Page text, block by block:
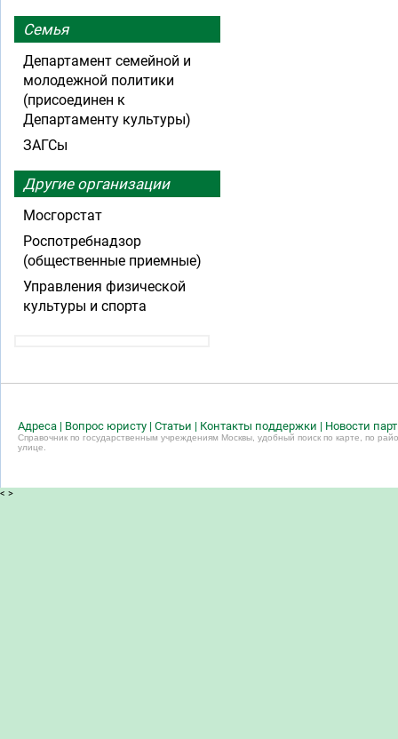
Семья
Департамент семейной и
молодежной политики
(присоединен к
Департаменту культуры)
ЗАГСы
Другие организации
Мосгорстат
Роспотребнадзор
(общественные приемные)
Управления физической
культуры и спорта
Адреса | Вопрос юристу | Статьи | Контакты поддержки | Новости
Справочник по государственным учреждениям Москвы, удобный поиск по карте, по
улице.
< >